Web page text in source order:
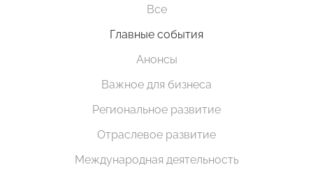
Все
Главные события
Анонсы
Важное для бизнеса
Региональное развитие
Отраслевое развитие
Международная деятельность